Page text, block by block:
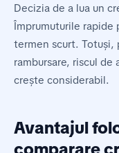
Decizia de a lua un
Împrumuturile rapide
termen scurt. Totuși,
rambursare, riscul
crește considerabil.
Avantajul